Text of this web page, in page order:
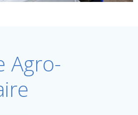
Agro-